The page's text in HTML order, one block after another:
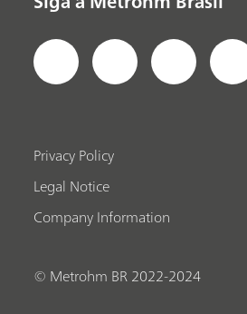
Privacy Policy
Legal Notice
Company Information
© Metrohm BR 2022-2024